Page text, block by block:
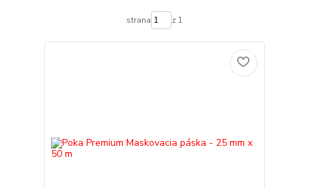
strana z 1